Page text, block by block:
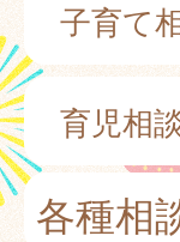
子育て
育児相
各種相